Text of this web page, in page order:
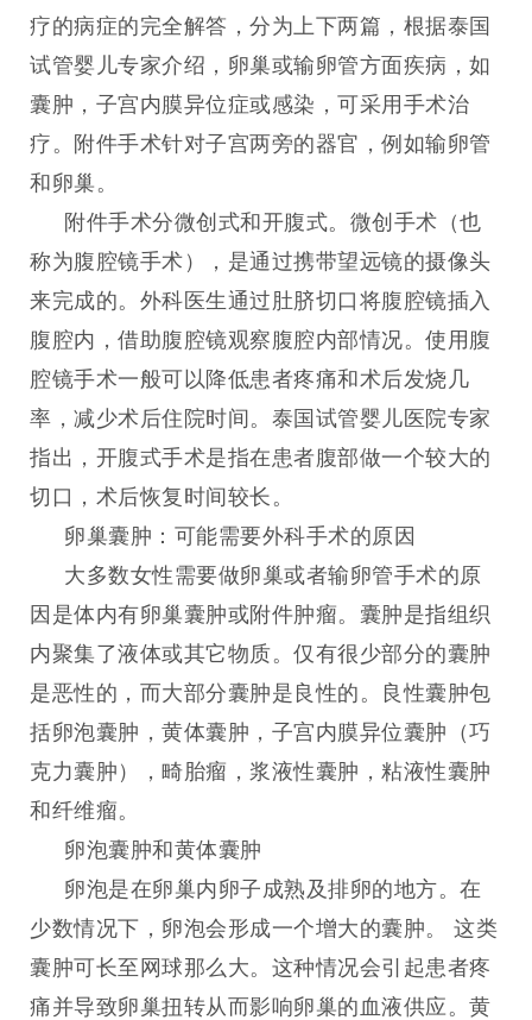
疗的病症的完全解答，分为上下两篇，根据泰国
试管婴儿专家介绍，卵巢或输卵管方面疾病，如
囊肿，子宫内膜异位症或感染，可采用手术治
疗。附件手术针对子宫两旁的器官，例如输卵管
和卵巢。
附件手术分微创式和开腹式。微创手术（也
称为腹腔镜手术），是通过携带望远镜的摄像头
来完成的。外科医生通过肚脐切口将腹腔镜插入
腹腔内，借助腹腔镜观察腹腔内部情况。使用腹
腔镜手术一般可以降低患者疼痛和术后发烧几
率，减少术后住院时间。泰国试管婴儿医院专家
指出，开腹式手术是指在患者腹部做一个较大的
切口，术后恢复时间较长。
卵巢囊肿：可能需要外科手术的原因
大多数女性需要做卵巢或者输卵管手术的原
因是体内有卵巢囊肿或附件肿瘤。囊肿是指组织
内聚集了液体或其它物质。仅有很少部分的囊肿
是恶性的，而大部分囊肿是良性的。良性囊肿包
括卵泡囊肿，黄体囊肿，子宫内膜异位囊肿（巧
克力囊肿），畸胎瘤，浆液性囊肿，粘液性囊肿
和纤维瘤。
卵泡囊肿和黄体囊肿
卵泡是在卵巢内卵子成熟及排卵的地方。在
少数情况下，卵泡会形成一个增大的囊肿。
这类
囊肿可长至网球那么大。这种情况会引起患者疼
痛并导致卵巢扭转从而影响卵巢的血液供应。黄